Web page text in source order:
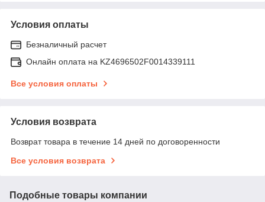
Условия оплаты
Безналичный расчет
Онлайн оплата на KZ4696502F0014339111
Все условия оплаты
Условия возврата
Возврат товара в течение 14 дней по договоренности
Все условия возврата
Подобные товары компании